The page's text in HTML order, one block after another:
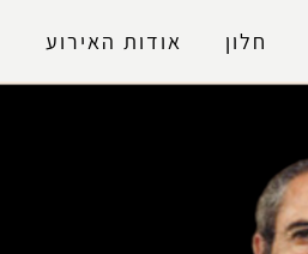
חלון אודות האירוע